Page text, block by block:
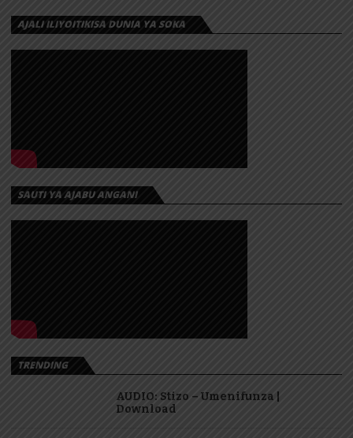
AJALI ILIYOITIKISA DUNIA YA SOKA
SAUTI YA AJABU ANGANI
TRENDING
AUDIO: Stizo – Umenifunza |
Download